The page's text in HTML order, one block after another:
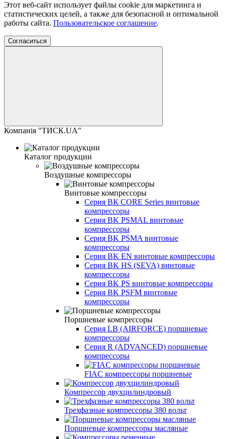
Этот веб-сайт использует файлы cookie для маркетинга и
статистических целей, а также для безопасной и оптимальной
работы сайта. Пользовательское соглашение.
Согласиться
Компанія "ТИСК.UA"
Каталог продукции
Воздушные компрессоры
Винтовые компрессоры
Cерия ВК CORE Series винтовые
компрессоры
Cерия BK PSMAL винтовые
компрессоры
Cерия BK PSMA винтовые
компрессоры
Серия BK EN винтовые компрессоры
Серия BK HS (SEVA) винтовые
компрессоры
Серия BK PS винтовые компрессоры
Серия BK PSFM винтовые
компрессоры
Поршневые компрессоры
Серия LB (AIRFORCE) поршневые
компрессоры
Серия R (ADVANCED) поршневые
компрессоры
FIAC компрессоры поршневые
Компрессор двухцилиндровый
Трехфазные компрессоры 380 вольт
Поршневые компрессоры масляные